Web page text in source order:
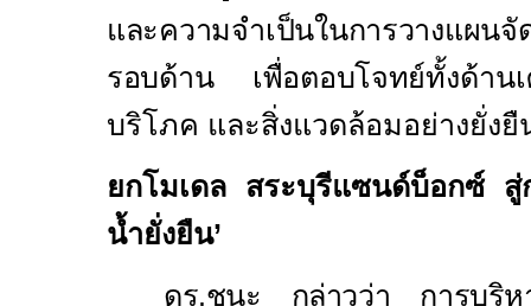
และความจำเป็นในการวางแผน
รอบด้าน เพื่อตอบโจทย์ทั้งด้าน
บริโภค และสิ่งแวดล้อมอย่างยั่งยื
ยกโมเดล สระบุรีแซนด์บ็อกซ์
น้ำยั่งยืน’
ดร.ชนะ กล่าวว่า การบริห